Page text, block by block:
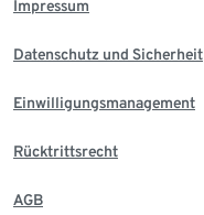
Impressum
Datenschutz und Sicherheit
Einwilligungsmanagement
Rücktrittsrecht
AGB